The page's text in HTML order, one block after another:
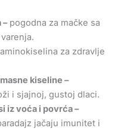
–pogodna za mačke sa
za zdravlje
kiseline –
i sjajnoj, gustoj dlaci.
iz voća i povrća –
jačaju imunitet i